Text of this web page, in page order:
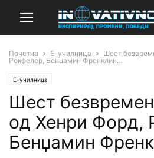
Почетна Е-училница
Шест
Рокфелер, Бенџамин Френклин…
Е-училница
Шест
од Хенри Форд,
Бенџамин